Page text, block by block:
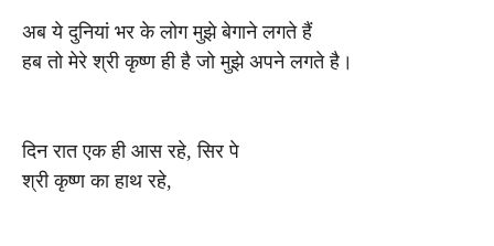
अब ये दुनियां भर के लोग मुझे बेगाने लगते हैं
हब तो मेरे श्री कृष्ण ही है जो मुझे अपने लगते है।
दिन रात एक ही आस रहे, सिर पे
श्री कृष्ण का हाथ रहे,